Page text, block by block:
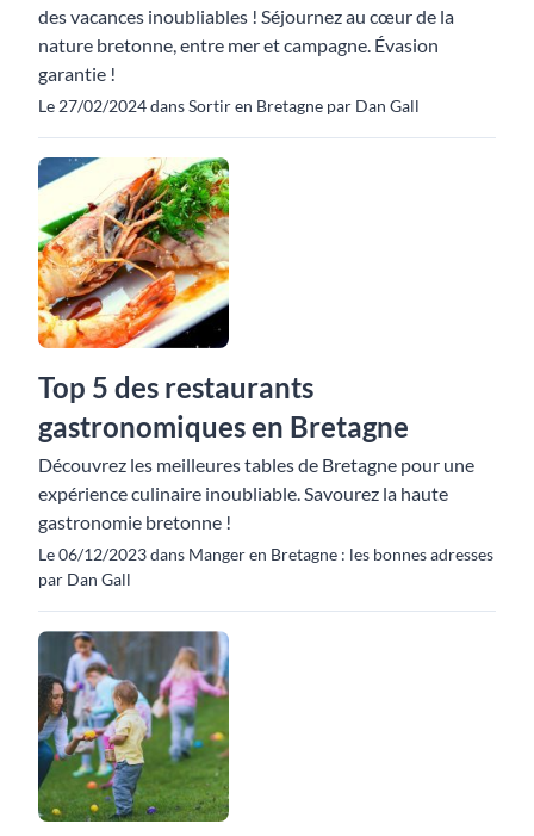
des vacances inoubliables ! Séjournez au cœur de la
nature bretonne, entre mer et campagne. Évasion
garantie !
Le 27/02/2024 dans Sortir en Bretagne par Dan Gall
Top 5 des restaurants
gastronomiques en Bretagne
Découvrez les meilleures tables de Bretagne pour une
expérience culinaire inoubliable. Savourez la haute
gastronomie bretonne !
Le 06/12/2023 dans Manger en Bretagne : les bonnes adresses
par Dan Gall